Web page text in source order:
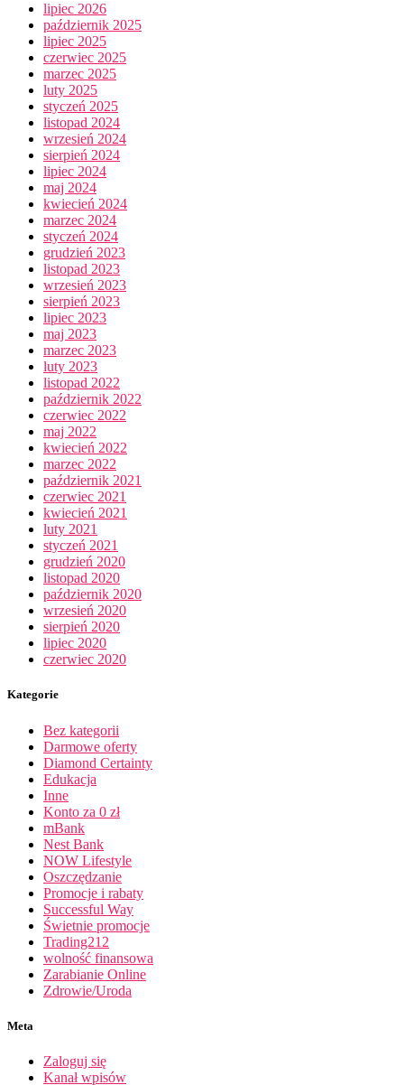
lipiec 2026
październik 2025
lipiec 2025
czerwiec 2025
marzec 2025
luty 2025
styczeń 2025
listopad 2024
wrzesień 2024
sierpień 2024
lipiec 2024
maj 2024
kwiecień 2024
marzec 2024
styczeń 2024
grudzień 2023
listopad 2023
wrzesień 2023
sierpień 2023
lipiec 2023
maj 2023
marzec 2023
luty 2023
listopad 2022
październik 2022
czerwiec 2022
maj 2022
kwiecień 2022
marzec 2022
październik 2021
czerwiec 2021
kwiecień 2021
luty 2021
styczeń 2021
grudzień 2020
listopad 2020
październik 2020
wrzesień 2020
sierpień 2020
lipiec 2020
czerwiec 2020
Kategorie
Bez kategorii
Darmowe oferty
Diamond Certainty
Edukacja
Inne
Konto za 0 zł
mBank
Nest Bank
NOW Lifestyle
Oszczędzanie
Promocje i rabaty
Successful Way
Świetnie promocje
Trading212
wolność finansowa
Zarabianie Online
Zdrowie/Uroda
Meta
Zaloguj się
Kanał wpisów